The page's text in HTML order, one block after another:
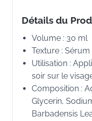
Détails du
Volume : 30 ml
Texture :
Utilisation :
soir sur le
Composition :
Glycerin,
Barbadensis